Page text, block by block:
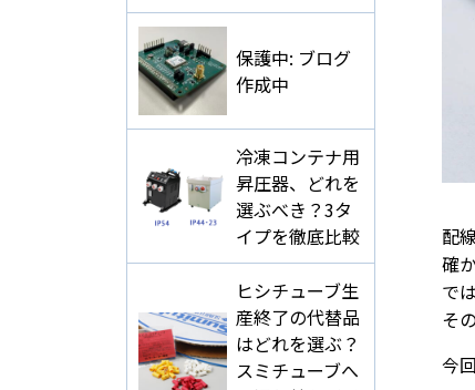
配
確
で
そ
今
保護中: ブログ
作成中
冷凍コンテナ用
昇圧器、どれを
選ぶべき？3タ
イプを徹底比較
ヒシチューブ生
産終了の代替品
はどれを選ぶ？
スミチューブへ